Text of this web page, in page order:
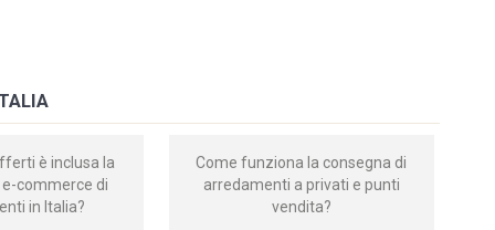
è inclusa la
commerce di
in Italia?
Come funziona la consegna di
arredamenti a privati e punti
vendita?